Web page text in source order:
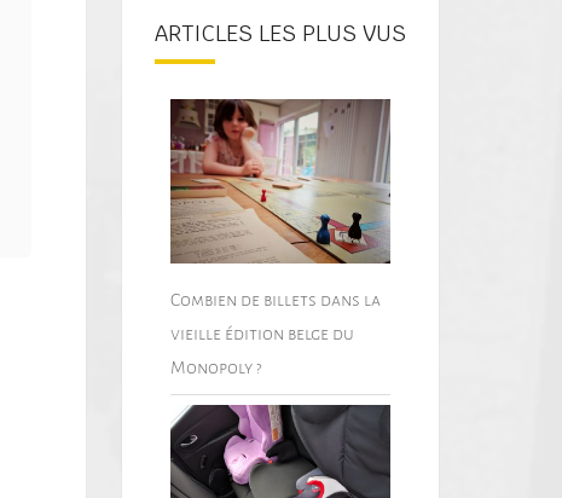
ARTICLES LES PLUS VUS
Combien de billets dans la
vieille édition belge du
Monopoly ?